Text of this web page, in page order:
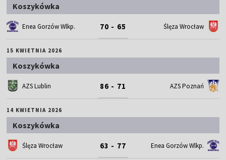
Koszykówka
Enea Gorzów Wlkp. 70 - 65 Ślęza Wrocław
15 KWIETNIA 2026
Koszykówka
AZS Lublin 86 - 71 AZS Poznań
14 KWIETNIA 2026
Koszykówka
Ślęza Wrocław 63 - 77 Enea Gorzów Wlkp.